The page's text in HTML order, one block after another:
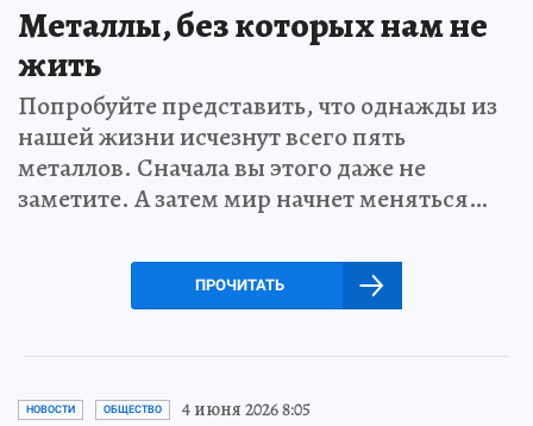
Металлы, без которых нам не
жить
Попробуйте представить, что однажды из
нашей жизни исчезнут всего пять
металлов. Сначала вы этого даже не
заметите. А затем мир начнет меняться…
ПРОЧИТАТЬ
НОВОСТИ ОБЩЕСТВО 4 июня 2026 8:05